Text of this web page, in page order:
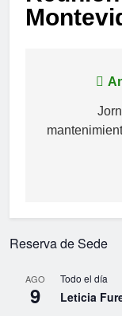
Reserva de Sede
AGO
9
Todo el día
Leticia